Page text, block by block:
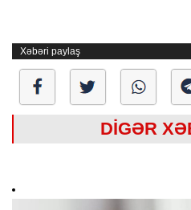
Xəbəri paylaş
DİGƏR